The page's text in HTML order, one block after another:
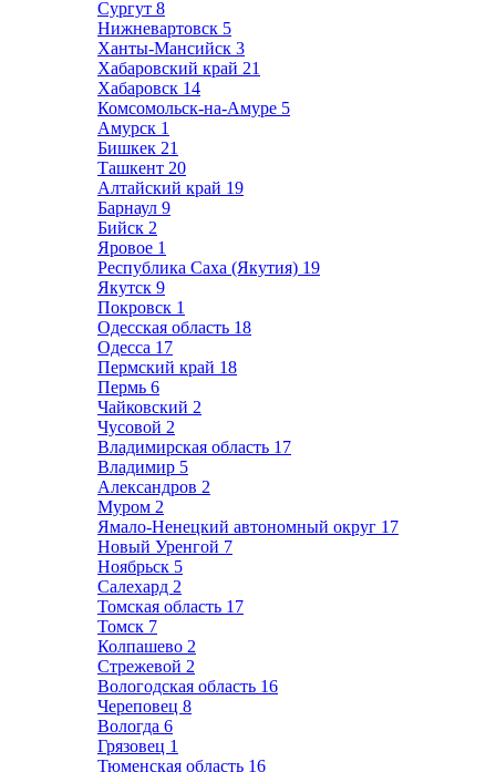
Сургут 8
Нижневартовск 5
Ханты-Мансийск 3
Хабаровский край 21
Хабаровск 14
Комсомольск-на-Амуре 5
Амурск 1
Бишкек 21
Ташкент 20
Алтайский край 19
Барнаул 9
Бийск 2
Яровое 1
Республика Саха (Якутия) 19
Якутск 9
Покровск 1
Одесская область 18
Одесса 17
Пермский край 18
Пермь 6
Чайковский 2
Чусовой 2
Владимирская область 17
Владимир 5
Александров 2
Муром 2
Ямало-Ненецкий автономный округ 17
Новый Уренгой 7
Ноябрьск 5
Салехард 2
Томская область 17
Томск 7
Колпашево 2
Стрежевой 2
Вологодская область 16
Череповец 8
Вологда 6
Грязовец 1
Тюменская область 16